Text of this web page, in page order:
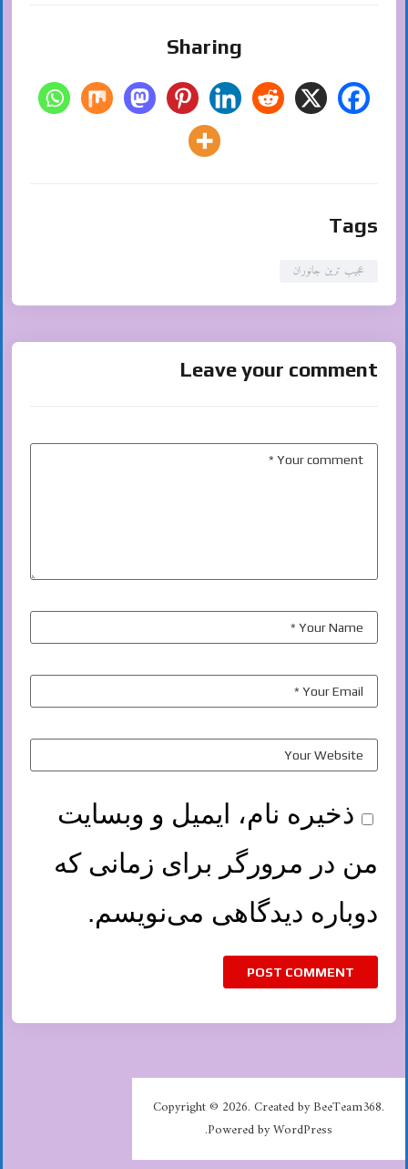
Sharing
Tags
عجیب ترین جانوران
Leave your comment
ذخیره نام، ایمیل و وبسایت
من در مرورگر برای زمانی که
دوباره دیدگاهی می‌نویسم.
Copyright © 2026. Created by BeeTeam368.
Powered by WordPress.